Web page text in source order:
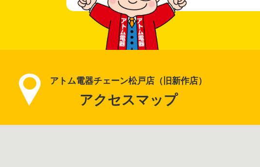
アトム電器チェーン松戸店（旧新作店）
アクセスマップ